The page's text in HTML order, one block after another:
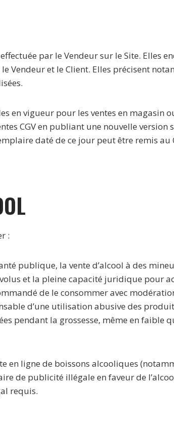
par le Vendeur sur le Site. Elles
Vendeur et le Client. Elles précisent
en vigueur pour les ventes en magasin
CGV en publiant une nouvelle version
daté de ce jour peut être remis au
:
publique, la vente d’alcool à des
et la pleine capacité juridique pour
de le consommer avec
d’une utilisation abusive des
pendant la grossesse, même en faible
en ligne de boissons alcooliques
de publicité illégale en faveur de
requis.